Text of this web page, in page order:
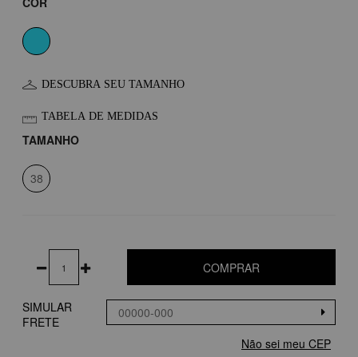
DESCUBRA SEU TAMANHO
TABELA DE MEDIDAS
TAMANHO
38
COMPRAR
SIMULAR
FRETE
Não sei meu CEP